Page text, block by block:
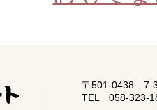
〒501-0438 7-
TEL 058-323-